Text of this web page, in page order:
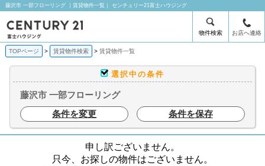
藤沢市 一部フローリング ｜賃貸物件一覧｜ センチュリー21富士ハウジング
物件検索 お店へ連絡
TOPページ 賃貸物件検索 賃貸物件一覧
選択中の条件
藤沢市 一部フローリング
条件を変更
条件を保存
申し訳ございません。
只今、お探しの物件はございません。